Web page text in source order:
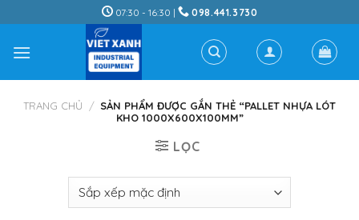
to
content
07:30 - 16:30 | 098.441.3730
TRANG CHỦ / SẢN PHẨM ĐƯỢC GẮN THẺ “PALLET NHỰA LÓT
KHO 1000X600X100MM”
LỌC